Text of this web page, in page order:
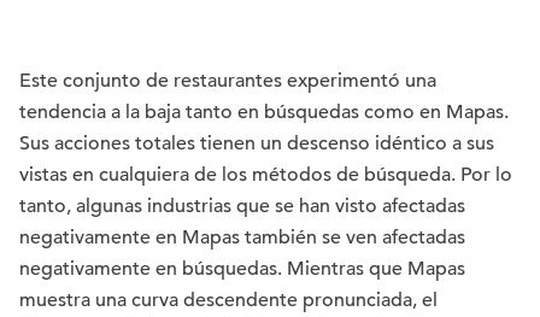
Este conjunto de restaurantes experimentó una
tendencia a la baja tanto en búsquedas como en Mapas.
Sus acciones totales tienen un descenso idéntico a sus
vistas en cualquiera de los métodos de búsqueda. Por lo
tanto, algunas industrias que se han visto afectadas
negativamente en Mapas también se ven afectadas
negativamente en búsquedas. Mientras que Mapas
muestra una curva descendente pronunciada, el